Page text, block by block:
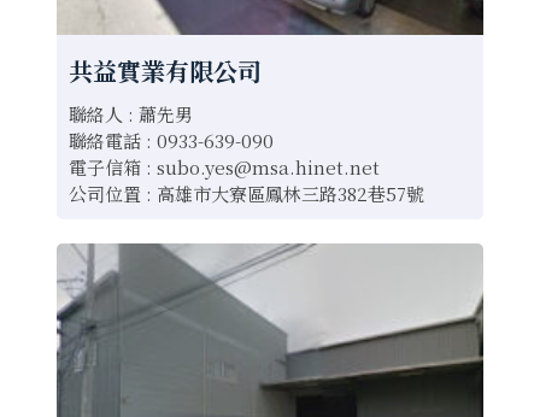
共益實業有限公司
聯絡人 : 蕭先男
聯絡電話 : 0933-639-090
電子信箱 : subo.yes@msa.hinet.net
公司位置 : 高雄市大寮區鳳林三路382巷57號